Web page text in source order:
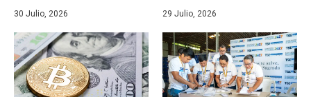
30 Julio, 2026 29 Julio, 2026